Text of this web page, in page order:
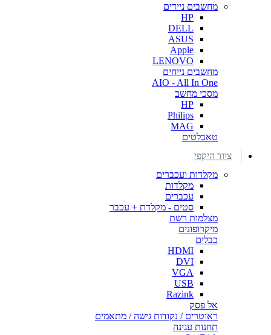
מחשבים ניידים
HP
DELL
ASUS
Apple
LENOVO
מחשבים נייחים
AIO - All In One
מסכי מחשב
HP
Philips
MAG
טאבלטים
ציוד היקפי
מקלדות ועכברים
מקלדות
עכברים
סטים - מקלדת + עכבר
מצלמות רשת
מיקרופונים
כבלים
HDMI
DVI
VGA
USB
Razink
אל פסק
ראוטרים / נקודות גישה / מתאמים
תחנות עגינה